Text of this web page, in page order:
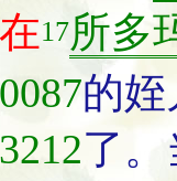
17所多
0087的
3212了